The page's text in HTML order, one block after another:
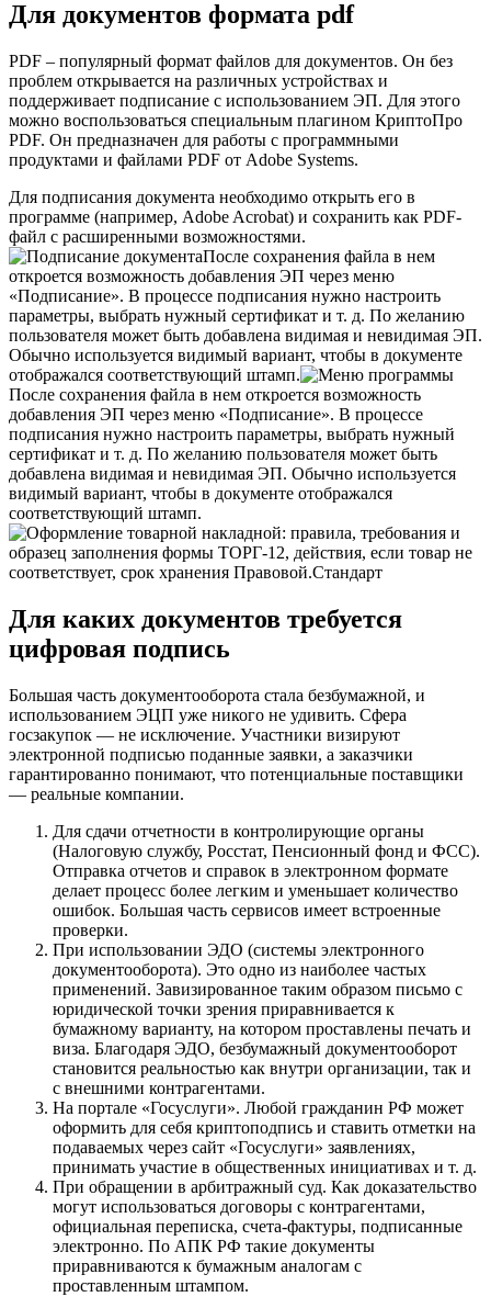
Для документов формата pdf
PDF – популярный формат файлов для документов. Он без
проблем открывается на различных устройствах и
поддерживает подписание с использованием ЭП. Для этого
можно воспользоваться специальным плагином КриптоПро
PDF. Он предназначен для работы с программными
продуктами и файлами PDF от Adobe Systems.
Для подписания документа необходимо открыть его в
программе (например, Adobe Acrobat) и сохранить как PDF-
файл с расширенными возможностями.
После сохранения файла в нем
откроется возможность добавления ЭП через меню
«Подписание». В процессе подписания нужно настроить
параметры, выбрать нужный сертификат и т. д. По желанию
пользователя может быть добавлена видимая и невидимая ЭП.
Обычно используется видимый вариант, чтобы в документе
отображался соответствующий штамп.
После сохранения файла в нем откроется возможность
добавления ЭП через меню «Подписание». В процессе
подписания нужно настроить параметры, выбрать нужный
сертификат и т. д. По желанию пользователя может быть
добавлена видимая и невидимая ЭП. Обычно используется
видимый вариант, чтобы в документе отображался
соответствующий штамп.
Для каких документов требуется
цифровая подпись
Большая часть документооборота стала безбумажной, и
использованием ЭЦП уже никого не удивить. Сфера
госзакупок — не исключение. Участники визируют
электронной подписью поданные заявки, а заказчики
гарантированно понимают, что потенциальные поставщики
— реальные компании.
Для сдачи отчетности в контролирующие органы
(Налоговую службу, Росстат, Пенсионный фонд и ФСС).
Отправка отчетов и справок в электронном формате
делает процесс более легким и уменьшает количество
ошибок. Большая часть сервисов имеет встроенные
проверки.
При использовании ЭДО (системы электронного
документооборота). Это одно из наиболее частых
применений. Завизированное таким образом письмо с
юридической точки зрения приравнивается к
бумажному варианту, на котором проставлены печать и
виза. Благодаря ЭДО, безбумажный документооборот
становится реальностью как внутри организации, так и
с внешними контрагентами.
На портале «Госуслуги». Любой гражданин РФ может
оформить для себя криптоподпись и ставить отметки на
подаваемых через сайт «Госуслуги» заявлениях,
принимать участие в общественных инициативах и т. д.
При обращении в арбитражный суд. Как доказательство
могут использоваться договоры с контрагентами,
официальная переписка, счета-фактуры, подписанные
электронно. По АПК РФ такие документы
приравниваются к бумажным аналогам с
проставленным штампом.